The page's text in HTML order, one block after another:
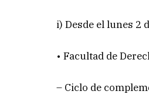
i) Desde el lunes 2
• Facultad de
– Ciclo de